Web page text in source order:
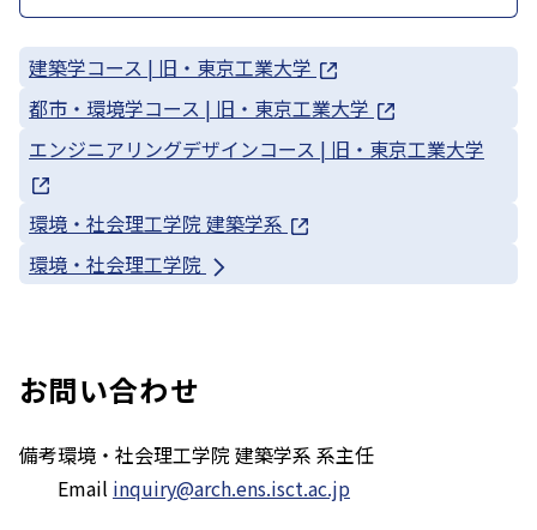
建築学コース | 旧・東京工業大学
都市・環境学コース | 旧・東京工業大学
エンジニアリングデザインコース | 旧・東京工業大学
環境・社会理工学院 建築学系
環境・社会理工学院
お問い合わせ
備考環境・社会理工学院 建築学系 系主任
Email inquiry@arch.ens.isct.ac.jp